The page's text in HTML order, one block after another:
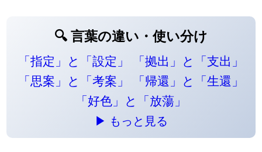
🔍 言葉の違い・使い分け
「指定」と「設定」
「拠出」と「支出」
「思案」と「考案」
「帰還」と「生還」
「好色」と「放蕩」
▶ もっと見る